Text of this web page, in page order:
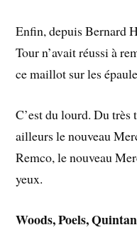
Enfin, depuis Bernard
Tour n’avait réussi à
ce maillot sur les
C’est du lourd. Du très
ailleurs le nouveau
Remco, le nouveau
yeux.
Woods, Poels,